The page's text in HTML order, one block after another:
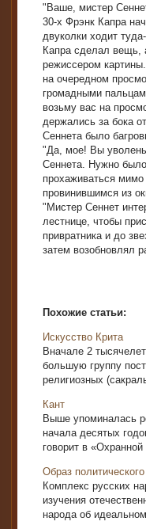
"Ваше, мистер
30-х Фрэнк Капра
двуколки ходит
Капра сделал вещь,
режиссером
на очередном
громадными
возьму вас на
держались за бока
Сеннета было
"Да, мое! Вы
Сеннета. Нужно
прохаживаться
провинившимся из
"Мистер Сеннет
лестнице, чтобы
привратника и до
затем возобновлял
Похожие статьи:
Искусство Крита
Вначале 2
большую группу
религиозных
Кант
Выше упоминалась
начала десятых
говорит в
Образ
Комплекс русских
изучения
народа об